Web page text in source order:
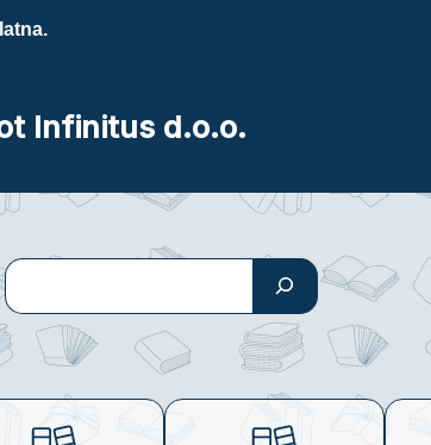
Infinitus d.o.o.
Pretraga